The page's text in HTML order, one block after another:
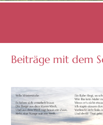
Beiträge mit dem